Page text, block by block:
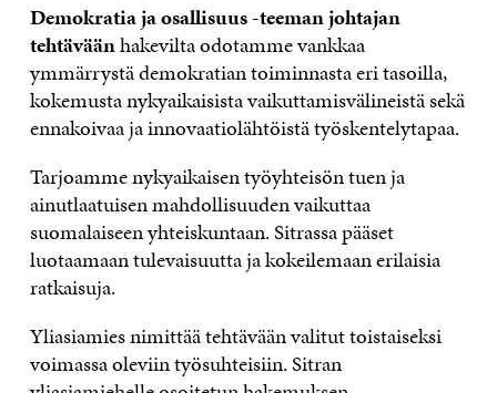
Demokratia ja osallisuus -teeman johtajan
tehtäväänhakevilta odotamme vankkaa
ymmärrystä demokratian toiminnasta eri tasoilla,
kokemusta nykyaikaisista vaikuttamisvälineistä sekä
ennakoivaa ja innovaatiolähtöistä työskentelytapaa.
Tarjoamme nykyaikaisen työyhteisön tuen ja
ainutlaatuisen mahdollisuuden vaikuttaa
suomalaiseen yhteiskuntaan. Sitrassa pääset
luotaamaan tulevaisuutta ja kokeilemaan erilaisia
ratkaisuja.
Yliasiamies nimittää tehtävään valitut toistaiseksi
voimassa oleviin työsuhteisiin. Sitran